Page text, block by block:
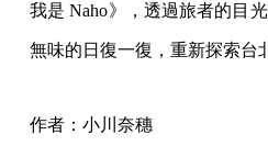
我是 Naho》，透過旅者的目
無味的日復一復，重新探索台
作者：小川奈穗